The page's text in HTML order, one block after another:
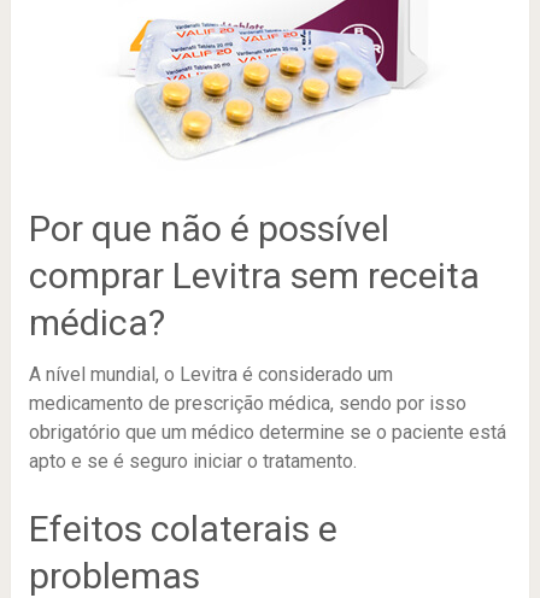
Por que não é possível
comprar Levitra sem receita
médica?
A nível mundial, o Levitra é considerado um
medicamento de prescrição médica, sendo por isso
obrigatório que um médico determine se o paciente está
apto e se é seguro iniciar o tratamento.
Efeitos colaterais e
problemas